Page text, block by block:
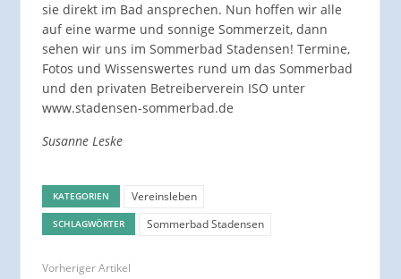
sie direkt im Bad ansprechen. Nun hoffen wir alle
auf eine warme und sonnige Sommerzeit, dann
sehen wir uns im Sommerbad Stadensen! Termine,
Fotos und Wissenswertes rund um das Sommerbad
und den privaten Betreiberverein ISO unter
www.stadensen-sommerbad.de
Susanne Leske
KATEGORIEN Vereinsleben
SCHLAGWÖRTER Sommerbad Stadensen
Vorheriger Artikel